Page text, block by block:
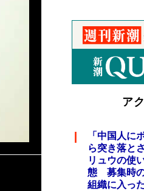
ア
「中国人に
ら突き落と
リュウの使
態 募集時の
組織に入っ